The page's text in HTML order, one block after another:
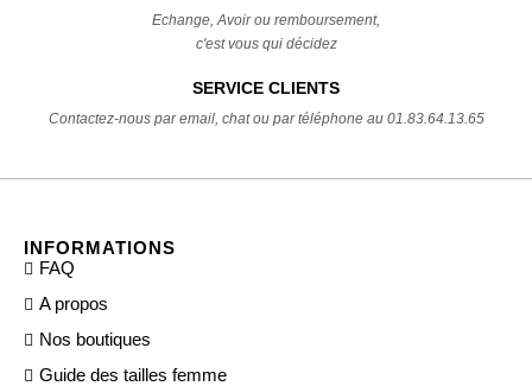
Echange, Avoir ou remboursement,
c'est vous qui décidez
SERVICE CLIENTS
Contactez-nous par email, chat ou par téléphone au 01.83.64.13.65
INFORMATIONS
FAQ
A propos
Nos boutiques
Guide des tailles femme